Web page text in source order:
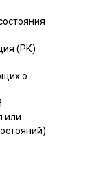
(РК)
о
или